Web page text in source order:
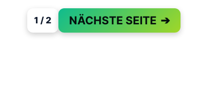
1 / 2 NÄCHSTE SEITE ➔
PAGE 1 OF 2